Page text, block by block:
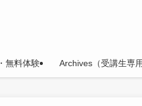
無料体験 Archives（受講生専用